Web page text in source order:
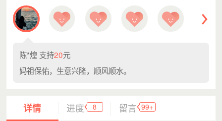
陈*煌 支持20元
妈祖保佑，生意兴隆，顺风顺水。
详情 进度 8 留言 99+